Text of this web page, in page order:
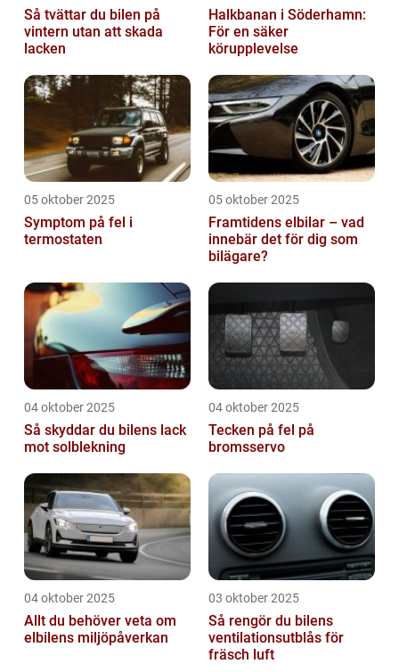
Så tvättar du bilen på
vintern utan att skada
lacken
Halkbanan i Söderhamn:
För en säker
körupplevelse
05 oktober 2025
Symptom på fel i
termostaten
05 oktober 2025
Framtidens elbilar – vad
innebär det för dig som
bilägare?
04 oktober 2025
Så skyddar du bilens lack
mot solblekning
04 oktober 2025
Tecken på fel på
bromsservo
04 oktober 2025
Allt du behöver veta om
elbilens miljöpåverkan
03 oktober 2025
Så rengör du bilens
ventilationsutblås för
fräsch luft